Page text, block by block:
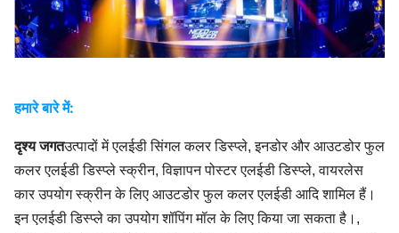
हमारे बारे में:
दृश्य जगतउत्पादों में एलईडी सिंगल कलर डिस्प्ले, इनडोर और आउटडोर फुल
कलर एलईडी डिस्प्ले स्क्रीन, विज्ञापन पोस्टर एलईडी डिस्प्ले, वायरलेस
कार उपयोग स्क्रीन के लिए आउटडोर फुल कलर एलईडी आदि शामिल हैं।
इन एलईडी डिस्प्ले का उपयोग शॉपिंग मॉल के लिए किया जा सकता है।,